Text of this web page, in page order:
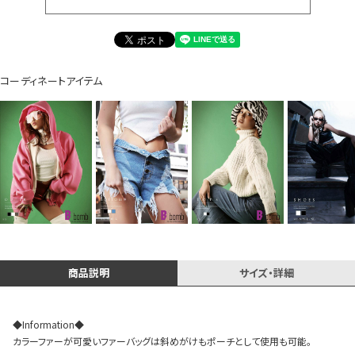
スタッフコーディネート
イベント一覧
コーディネートアイテム
商品説明 サイズ・詳細
◆Information◆
カラーファーが可愛いファーバッグは斜めがけもポーチとして使用も可能。